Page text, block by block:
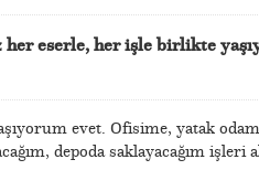
her eserle, her işle birlikte
evet. Ofisime, yatak
depoda saklayacağım